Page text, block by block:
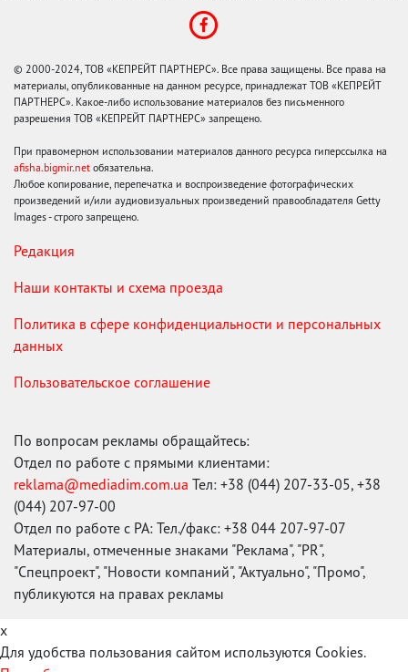
© 2000-2024, ТОВ «КЕПРЕЙТ ПАРТНЕРС». Все права защищены. Все права на
материалы, опубликованные на данном ресурсе, принадлежат ТОВ «КЕПРЕЙТ
ПАРТНЕРС». Какое-либо использование материалов без письменного
разрешения ТОВ «КЕПРЕЙТ ПАРТНЕРС» запрещено.
При правомерном использовании материалов данного ресурса гиперссылка на
afisha.bigmir.net обязательна.
Любое копирование, перепечатка и воспроизведение фотографических
произведений и/или аудиовизуальных произведений правообладателя Getty
Images - строго запрещено.
Редакция
Наши контакты и схема проезда
Политика в сфере конфиденциальности и персональных
данных
Пользовательское соглашение
По вопросам рекламы обращайтесь:
Отдел по работе с прямыми клиентами:
reklama@mediadim.com.ua Тел: +38 (044) 207-33-05, +38
(044) 207-97-00
Отдел по работе с РА: Тел./факс: +38 044 207-97-07
Материалы, отмеченные знаками "Реклама", "PR",
"Спецпроект", "Новости компаний", "Актуально", "Промо",
публикуются на правах рекламы
x
Для удобства пользования сайтом используются Cookies.